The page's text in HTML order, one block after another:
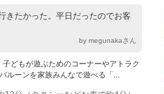
きたかった。平日だったのでお客
by megunakaさん
どもが遊ぶためのコーナーやアトラク
ルーンを家族みんなで遊べる「...